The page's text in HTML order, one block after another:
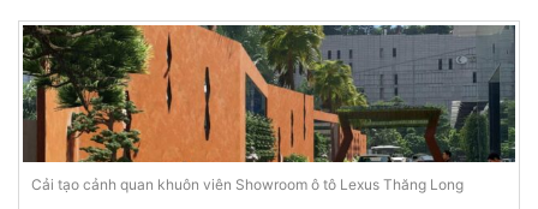
Cải tạo cảnh quan khuôn viên Showroom ô tô Lexus Thăng Long